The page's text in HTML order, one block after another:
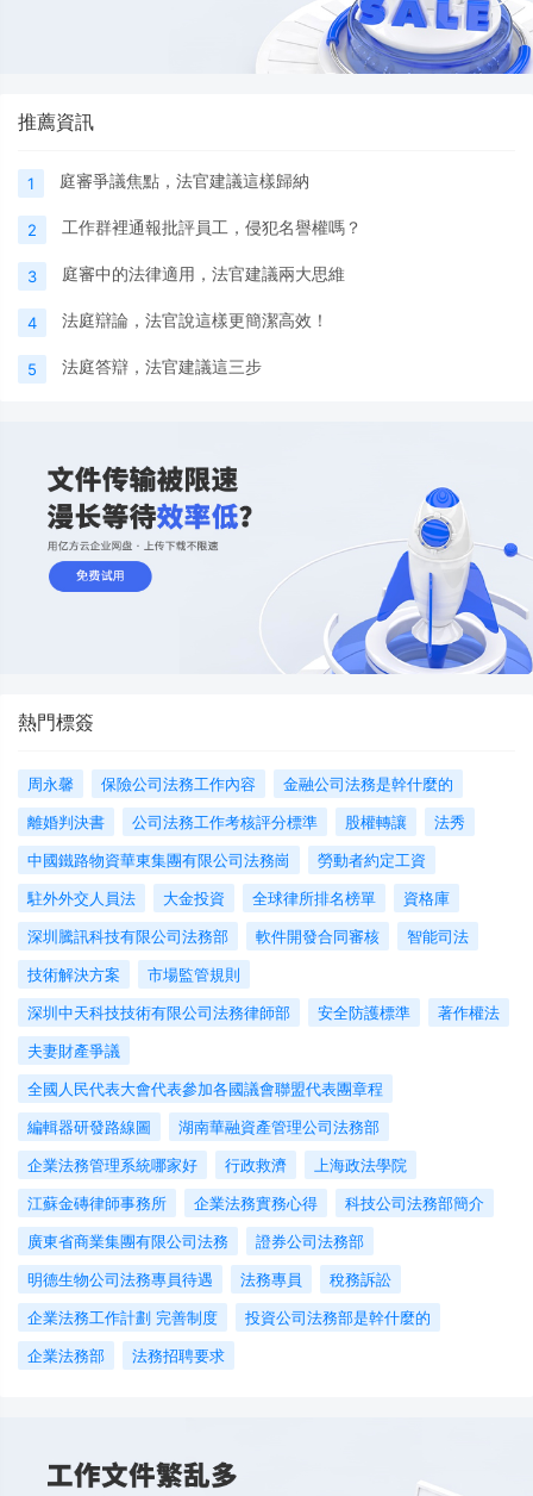
推薦資訊
1 庭審爭議焦點，法官建議這樣歸納
2 工作群裡通報批評員工，侵犯名譽權嗎？
3 庭審中的法律適用，法官建議兩大思維
4 法庭辯論，法官說這樣更簡潔高效！
5 法庭答辯，法官建議這三步
熱門標簽
周永馨 保險公司法務工作內容
金融公司法務是幹什麼的
離婚判決書
公司法務工作考核評分標準 股權轉讓
法秀
中國鐵路物資華東集團有限公司法務崗
勞動者約定工資
駐外外交人員法
大金投資 全球律所排名榜單
資格庫
深圳騰訊科技有限公司法務部
軟件開發合同審核
智能司法
技術解決方案
市場監管規則
深圳中天科技技術有限公司法務律師部
安全防護標準
著作權法
夫妻財產爭議
全國人民代表大會代表參加各國議會聯盟代表團章程
編輯器研發路線圖
湖南華融資產管理公司法務部
企業法務管理系統哪家好
行政救濟
上海政法學院
江蘇金磚律師事務所
企業法務實務心得
科技公司法務部簡介
廣東省商業集團有限公司法務
證券公司法務部
明德生物公司法務專員待遇
法務專員
稅務訴訟
企業法務工作計劃 完善制度
投資公司法務部是幹什麼的
企業法務部
法務招聘要求